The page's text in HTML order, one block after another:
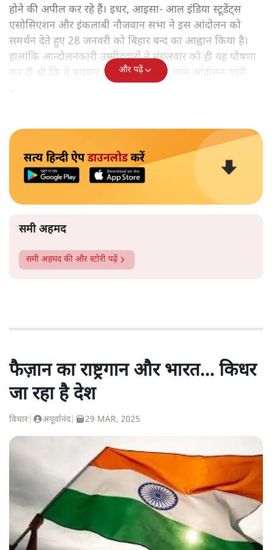
होने की अपील कर रहे हैं। इधर, आइसा- आल इंडिया स्टूडेंट्स
एसोसिएशन और इंकलाबी नौजवान सभा ने इस आंदोलन को
समर्थन देते हुए 28 जनवरी को बिहार बन्द का आह्वान किया है।
हालांकि आन्दोलनकारी उम्मीदवारों ने मंगलवार को ही यह घोषणा
कर दी थी कि वे बुधवार को भी रेल चक्का जाम आंदोलन जारी
रखेंगे।
और पढ़ें
सत्य हिन्दी ऐपडाउनलोडकरें
समी अहमद
समी अहमदकी और स्टोरी पढ़ें
फैज़ान का राष्ट्रगान और भारत... किधर
जा रहा है देश
विचार अपूर्वानंद| 29 MAR, 2025